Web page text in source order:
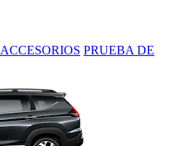
ACCESORIOS PRUEBA DE